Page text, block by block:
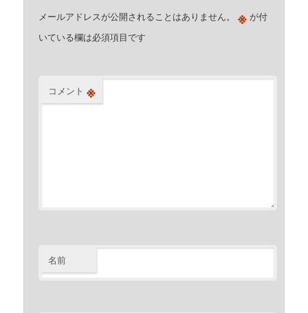
メールアドレスが公開されることはありません。 ※ が付
いている欄は必須項目です
コメント ※
名前